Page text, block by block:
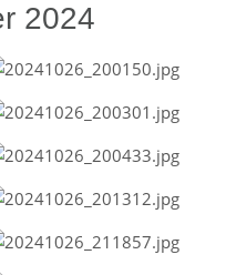
2024